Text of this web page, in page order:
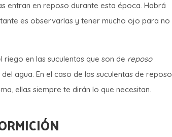
entran en reposo durante esta época. Habrá
es observarlas y tener mucho ojo para no
en las suculentas que son de reposo
agua. En el caso de las suculentas de reposo
ellas siempre te dirán lo que necesitan.